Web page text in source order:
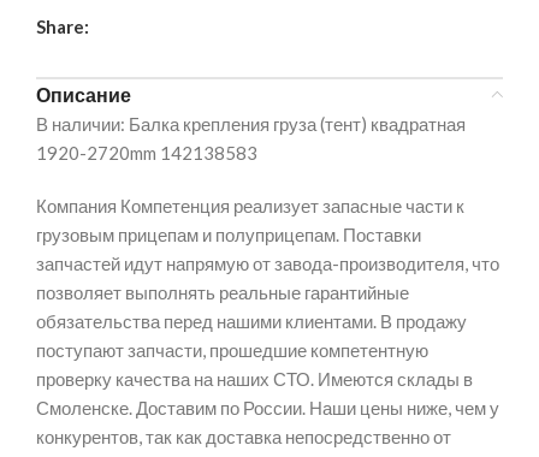
Share:
Описание
В наличии: Балка крепления груза (тент) квадратная
1920-2720mm 142138583
Компания Компетенция реализует запасные части к
грузовым прицепам и полуприцепам. Поставки
запчастей идут напрямую от завода-производителя, что
позволяет выполнять реальные гарантийные
обязательства перед нашими клиентами. В продажу
поступают запчасти, прошедшие компетентную
проверку качества на наших СТО. Имеются склады в
Смоленске. Доставим по России. Наши цены ниже, чем у
конкурентов, так как доставка непосредственно от